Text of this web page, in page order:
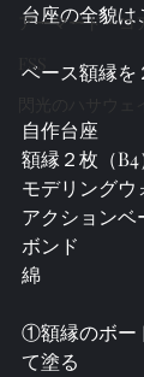
アーマード・コ
FSS
台座の全貌は
ベース額縁を
自作台座
額縁２枚（B4
モデリングウ
アクションベ
ボンド
綿
①額縁のボー
て塗る